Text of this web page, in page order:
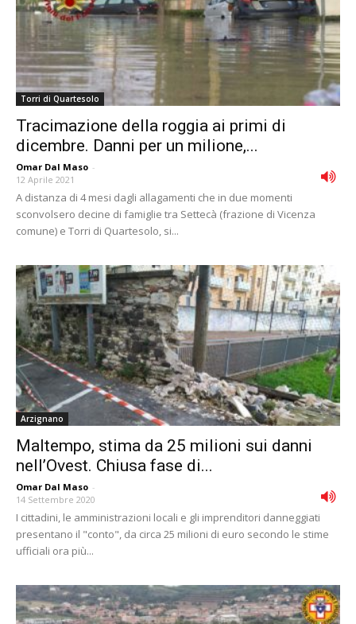
Torri di Quartesolo
Tracimazione della roggia ai primi di
dicembre. Danni per un milione,...
Omar Dal Maso -
12 Aprile 2021
A distanza di 4 mesi dagli allagamenti che in due momenti
sconvolsero decine di famiglie tra Settecà (frazione di Vicenza
comune) e Torri di Quartesolo, si...
Arzignano
Maltempo, stima da 25 milioni sui danni
nell’Ovest. Chiusa fase di...
Omar Dal Maso -
14 Settembre 2020
I cittadini, le amministrazioni locali e gli imprenditori danneggiati
presentano il "conto", da circa 25 milioni di euro secondo le stime
ufficiali ora più...